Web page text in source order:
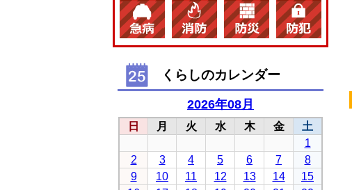
くらしのカレンダー